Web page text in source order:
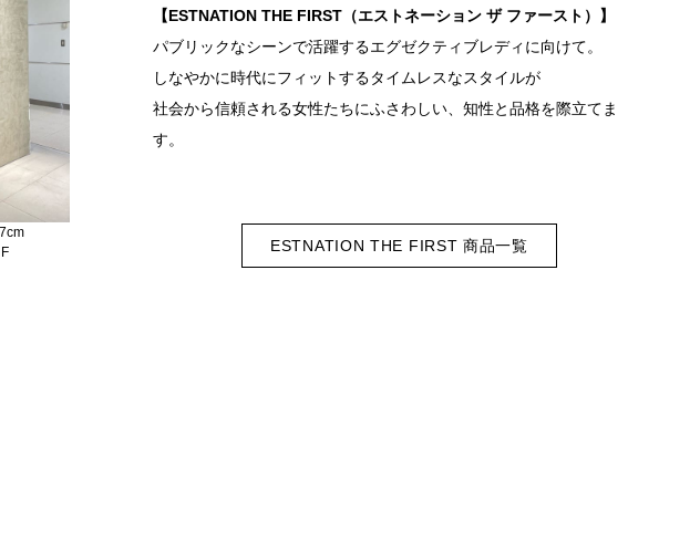
【ESTNATION THE FIRST（エストネーション ザ ファースト）】
パブリックなシーンで活躍するエグゼクティブレディに向けて。
しなやかに時代にフィットするタイムレスなスタイルが
社会から信頼される女性たちにふさわしい、知性と品格を際立てま
す。
ESTNATION THE FIRST 商品一覧